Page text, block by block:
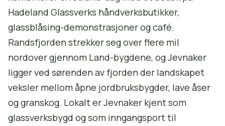
Hadeland Glassverks håndverksbutikker,
glassblåsing-demonstrasjoner og café.
Randsfjorden strekker seg over flere mil
nordover gjennom Land-bygdene, og Jevnaker
ligger ved sørenden av fjorden der landskapet
veksler mellom åpne jordbruksbygder, lave åser
og granskog. Lokalt er Jevnaker kjent som
glassverksbygd og som inngangsport til